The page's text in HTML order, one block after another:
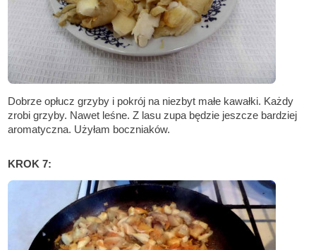
Dobrze opłucz grzyby i pokrój na niezbyt małe kawałki. Każdy
zrobi grzyby. Nawet leśne. Z lasu zupa będzie jeszcze bardziej
aromatyczna. Użyłam boczniaków.
KROK 7: